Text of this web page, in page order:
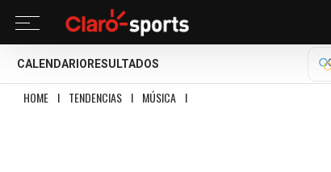
CALENDARIO RESULTADOS
HOME I TENDENCIAS I MÚSICA I